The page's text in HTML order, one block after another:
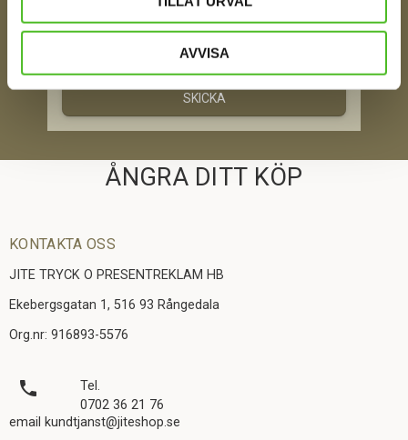
AVVISA
Jag samtycker till att motta digital kommunikation i
enlighet med i integritetspolicyn
SKICKA
ÅNGRA DITT KÖP
KONTAKTA OSS
JITE TRYCK O PRESENTREKLAM HB
Ekebergsgatan 1, 516 93 Rångedala
Org.nr: 916893-5576
local_phone
Tel.
0702 36 21 76
email kundtjanst@jiteshop.se